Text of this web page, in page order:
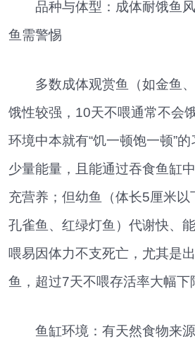
品种与体型：成体耐饿鱼风
鱼需警惕
多数成体观赏鱼（如金鱼、
饿性较强，10天不喂通常不会
环境中本就有“饥一顿饱一顿”
少量能量，且能通过吞食鱼缸
充营养；但幼鱼（体长5厘米以
孔雀鱼、红绿灯鱼）代谢快、
喂易因体力不支死亡，尤其是
鱼，超过7天不喂存活率大幅下
鱼缸环境：有天然食物来源